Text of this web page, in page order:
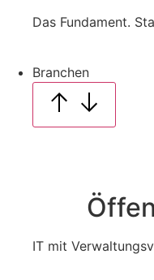
Das Fundament.
Branchen
IT mit